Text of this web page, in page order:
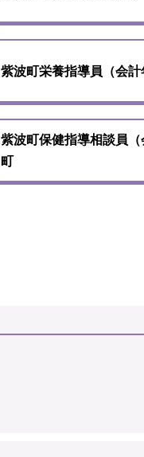
紫波町栄養指導員（会
紫波町保健指導相談員
町